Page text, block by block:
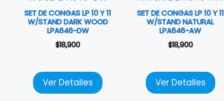
SET DE CONGAS LP 10 Y 11
W/STAND DARK WOOD
LPA646-DW
$18,900
Ver Detalles
SET DE CONGAS LP 10 Y 11
W/STAND NATURAL
LPA646-AW
$18,900
Ver Detalles